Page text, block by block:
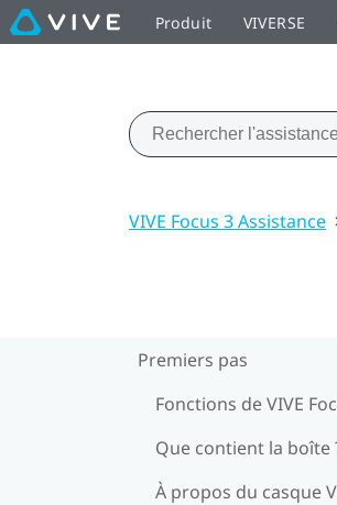
Produit VIVERSE
VIVE Focus 3 Assistance
Premiers pas
Fonctions de VIVE
Que contient la boîte
À propos du casque